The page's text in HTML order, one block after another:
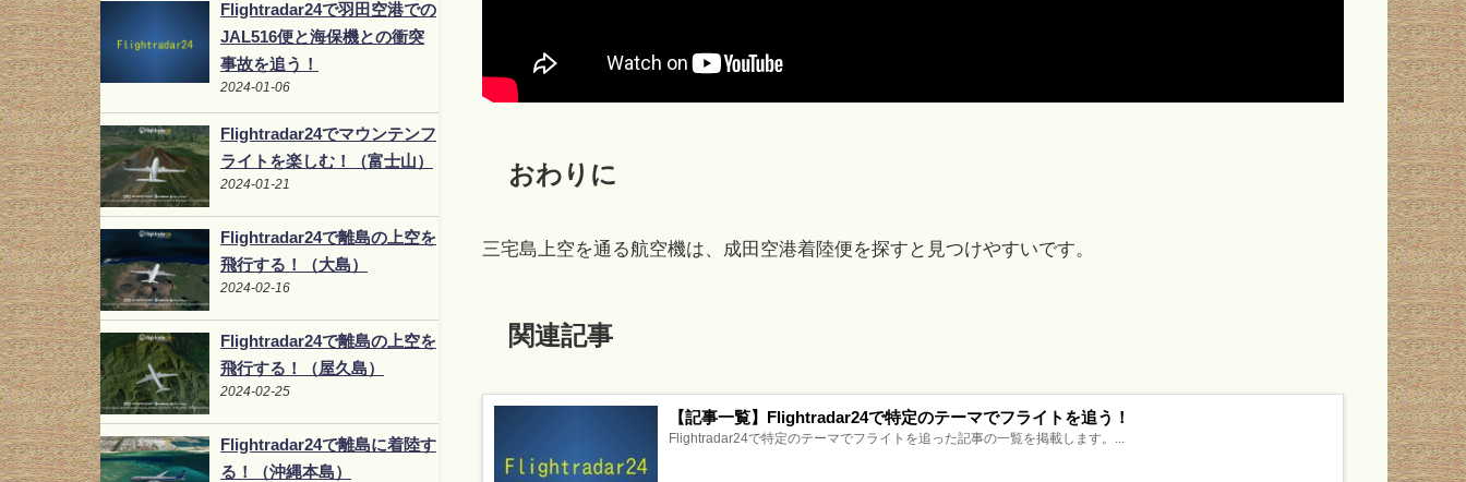
おわりに
三宅島上空を通る航空機は、成田空港着陸便を探すと見つけやすいです。
関連記事
【記事一覧】Flightradar24で特定のテーマでフライトを追う！
Flightradar24で特定のテーマでフライトを追った記事の一覧を掲載します。...
Flightradar24で羽田空港での
JAL516便と海保機との衝突
事故を追う！
2024-01-06
Flightradar24でマウンテンフ
ライトを楽しむ！（富士山）
2024-01-21
Flightradar24で離島の上空を
飛行する！（大島）
2024-02-16
Flightradar24で離島の上空を
飛行する！（屋久島）
2024-02-25
Flightradar24で離島に着陸す
る！（沖縄本島）